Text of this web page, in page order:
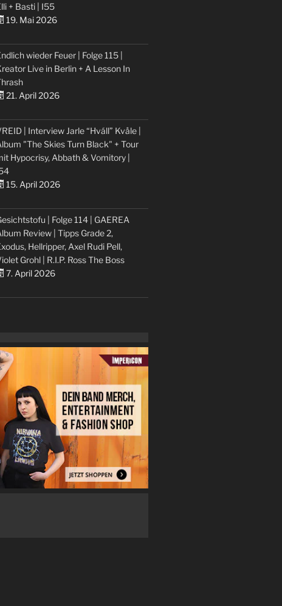
+ Basti | I55
19. Mai 2026
wieder Feuer | Folge 115 |
Live in Berlin + A Lesson In
21. April 2026
| Interview Jarle “Hváll” Kvåle |
"The Skies Turn Black" + Tour
Hypocrisy, Abbath & Vomitory |
15. April 2026
| Folge 114 | GAEREA
Review | Tipps Grade 2,
Hellripper, Axel Rudi Pell,
Grohl | R.I.P. Ross The Boss
7. April 2026